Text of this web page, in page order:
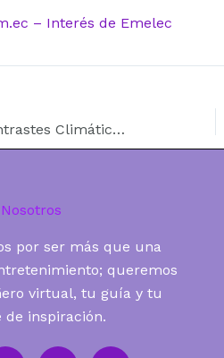
– Interés de Emelec
Enero de 2026: Contrastes Climáticos Extremos Marcan el Inicio del Año
Nosotros
por ser más que una
queremos
virtual, tu guía y tu
de inspiración.